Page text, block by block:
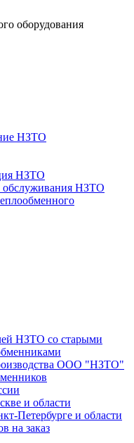
оборудования
НЗТО
НЗТО
обслуживания НЗТО
НЗТО со старыми
ООО "НЗТО"
и области
Петербурге и области
на заказ